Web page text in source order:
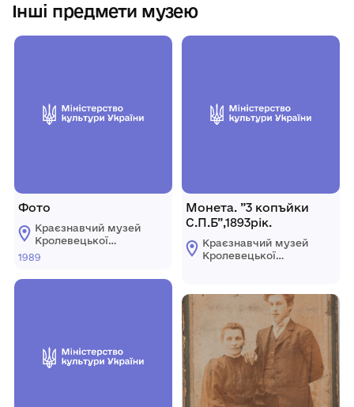
Інші предмети музею
Фото
Краєзнавчий музей
Кролевецької
міської ради
1989
Монета. ”3 копъйки
С.П.Б”,1893рік.
Краєзнавчий музей
Кролевецької